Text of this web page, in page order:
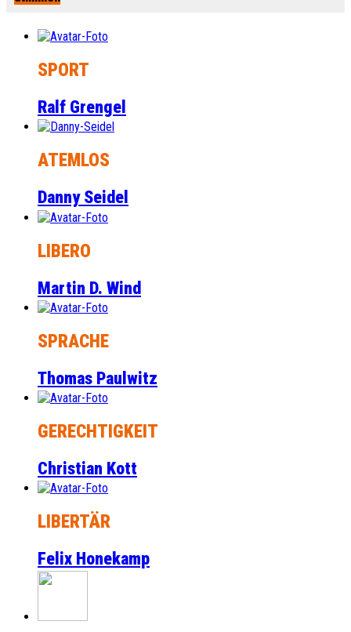
SPORT
Ralf Grengel
ATEMLOS
Danny Seidel
LIBERO
Martin D. Wind
SPRACHE
Thomas Paulwitz
GERECHTIGKEIT
Christian Kott
LIBERTÄR
Felix Honekamp